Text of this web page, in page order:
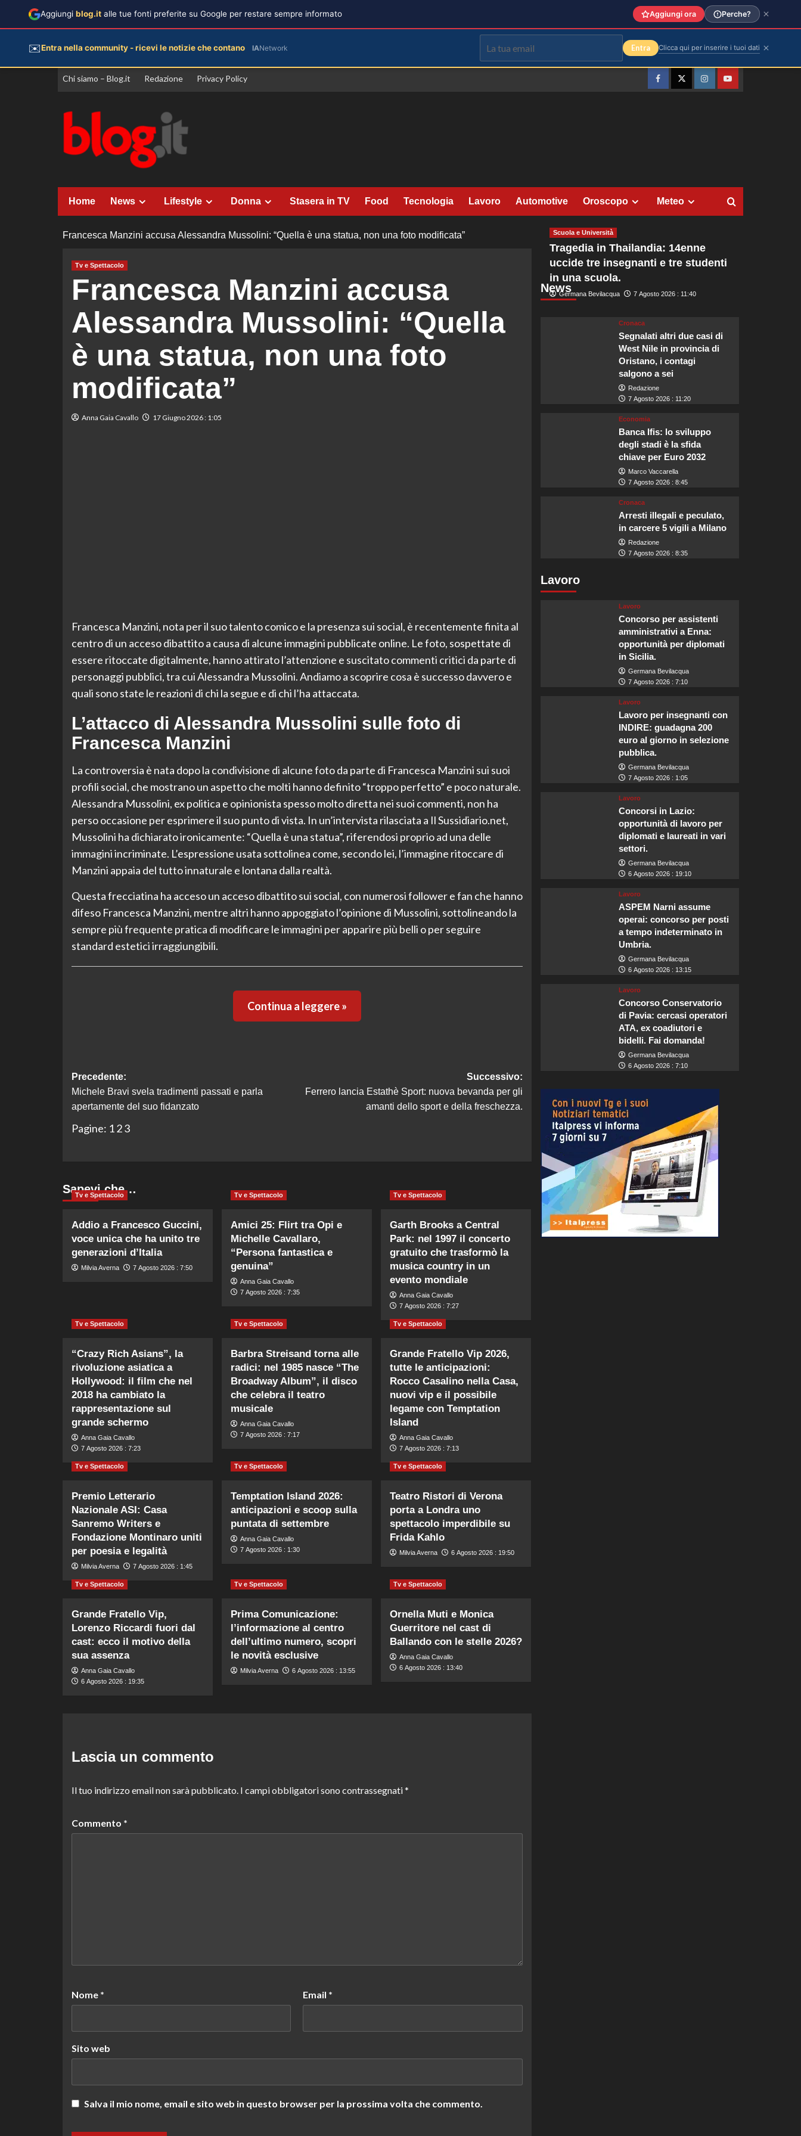
Vai
Chi siamo – Blog.it Redazione Privacy Policy
FacebookTwitterInstagramYouTube
Home News Lifestyle Donna Stasera in TV Food Tecnologia Lavoro Automotive Oroscopo Meteo
Francesca Manzini accusa Alessandra Mussolini: “Quella è una statua, non una foto modificata”
Tv e Spettacolo
Francesca Manzini accusa
Alessandra Mussolini: “Quella
è una statua, non una foto
modificata”
Anna Gaia Cavallo 17 Giugno 2026 : 1:05
Francesca Manzini, nota per il suo talento comico e la presenza sui social, è recentemente finita al
centro di un acceso dibattito a causa di alcune immagini pubblicate online. Le foto, sospettate di
essere ritoccate digitalmente, hanno attirato l’attenzione e suscitato commenti critici da parte di
personaggi pubblici, tra cui Alessandra Mussolini. Andiamo a scoprire cosa è successo davvero e
quali sono state le reazioni di chi la segue e di chi l’ha attaccata.
L’attacco di Alessandra Mussolini sulle foto di
Francesca Manzini
La controversia è nata dopo la condivisione di alcune foto da parte di Francesca Manzini sui suoi
profili social, che mostrano un aspetto che molti hanno definito “troppo perfetto” e poco naturale.
Alessandra Mussolini, ex politica e opinionista spesso molto diretta nei suoi commenti, non ha
perso occasione per esprimere il suo punto di vista. In un’intervista rilasciata a Il Sussidiario.net,
Mussolini ha dichiarato ironicamente: “Quella è una statua”, riferendosi proprio ad una delle
immagini incriminate. L’espressione usata sottolinea come, secondo lei, l’immagine ritoccare di
Manzini appaia del tutto innaturale e lontana dalla realtà.
Questa frecciatina ha acceso un acceso dibattito sui social, con numerosi follower e fan che hanno
difeso Francesca Manzini, mentre altri hanno appoggiato l’opinione di Mussolini, sottolineando la
sempre più frequente pratica di modificare le immagini per apparire più belli o per seguire
standard estetici irraggiungibili.
Continua a leggere »
Navigazione
articolo
Precedente:
Michele Bravi svela tradimenti passati e parla
apertamente del suo fidanzato
Successivo:
Ferrero lancia Estathè Sport: nuova bevanda per gli
amanti dello sport e della freschezza.
Pagine: 1 2 3
Sapevi che…
Tv e Spettacolo
Addio a Francesco Guccini,
voce unica che ha unito tre
generazioni d’Italia
Milvia Averna 7 Agosto 2026 : 7:50
Tv e Spettacolo
Amici 25: Flirt tra Opi e
Michelle Cavallaro,
“Persona fantastica e
genuina”
Anna Gaia Cavallo
7 Agosto 2026 : 7:35
Tv e Spettacolo
Garth Brooks a Central
Park: nel 1997 il concerto
gratuito che trasformò la
musica country in un
evento mondiale
Anna Gaia Cavallo
7 Agosto 2026 : 7:27
Tv e Spettacolo
“Crazy Rich Asians”, la
rivoluzione asiatica a
Hollywood: il film che nel
2018 ha cambiato la
rappresentazione sul
grande schermo
Anna Gaia Cavallo
7 Agosto 2026 : 7:23
Tv e Spettacolo
Barbra Streisand torna alle
radici: nel 1985 nasce “The
Broadway Album”, il disco
che celebra il teatro
musicale
Anna Gaia Cavallo
7 Agosto 2026 : 7:17
Tv e Spettacolo
Grande Fratello Vip 2026,
tutte le anticipazioni:
Rocco Casalino nella Casa,
nuovi vip e il possibile
legame con Temptation
Island
Anna Gaia Cavallo
7 Agosto 2026 : 7:13
Tv e Spettacolo
Premio Letterario
Nazionale ASI: Casa
Sanremo Writers e
Fondazione Montinaro uniti
per poesia e legalità
Milvia Averna 7 Agosto 2026 : 1:45
Tv e Spettacolo
Temptation Island 2026:
anticipazioni e scoop sulla
puntata di settembre
Anna Gaia Cavallo
7 Agosto 2026 : 1:30
Tv e Spettacolo
Teatro Ristori di Verona
porta a Londra uno
spettacolo imperdibile su
Frida Kahlo
Milvia Averna 6 Agosto 2026 : 19:50
Tv e Spettacolo
Grande Fratello Vip,
Lorenzo Riccardi fuori dal
cast: ecco il motivo della
sua assenza
Anna Gaia Cavallo
6 Agosto 2026 : 19:35
Tv e Spettacolo
Prima Comunicazione:
l’informazione al centro
dell’ultimo numero, scopri
le novità esclusive
Milvia Averna 6 Agosto 2026 : 13:55
Tv e Spettacolo
Ornella Muti e Monica
Guerritore nel cast di
Ballando con le stelle 2026?
Anna Gaia Cavallo
6 Agosto 2026 : 13:40
Lascia un commento
Il tuo indirizzo email non sarà pubblicato. I campi obbligatori sono contrassegnati*
Commento *
Nome * Email *
Sito web
Salva il mio nome, email e sito web in questo browser per la prossima volta che commento.
News
Scuola e Università
Tragedia in Thailandia: 14enne
uccide tre insegnanti e tre studenti
in una scuola.
Germana Bevilacqua 7 Agosto 2026 : 11:40
Cronaca
Segnalati altri due casi di
West Nile in provincia di
Oristano, i contagi
salgono a sei
Redazione
7 Agosto 2026 : 11:20
Economia
Banca Ifis: lo sviluppo
degli stadi è la sfida
chiave per Euro 2032
Marco Vaccarella
7 Agosto 2026 : 8:45
Cronaca
Arresti illegali e peculato,
in carcere 5 vigili a Milano
Redazione
7 Agosto 2026 : 8:35
Lavoro
Lavoro
Concorso per assistenti
amministrativi a Enna:
opportunità per diplomati
in Sicilia.
Germana Bevilacqua
7 Agosto 2026 : 7:10
Lavoro
Lavoro per insegnanti con
INDIRE: guadagna 200
euro al giorno in selezione
pubblica.
Germana Bevilacqua
7 Agosto 2026 : 1:05
Lavoro
Concorsi in Lazio:
opportunità di lavoro per
diplomati e laureati in vari
settori.
Germana Bevilacqua
6 Agosto 2026 : 19:10
Lavoro
ASPEM Narni assume
operai: concorso per posti
a tempo indeterminato in
Umbria.
Germana Bevilacqua
6 Agosto 2026 : 13:15
Lavoro
Concorso Conservatorio
di Pavia: cercasi operatori
ATA, ex coadiutori e
bidelli. Fai domanda!
Germana Bevilacqua
6 Agosto 2026 : 7:10
Aggiungi blog.it alle tue fonti preferite su Google per restare sempre informato Aggiungi ora Perche?
✉️Entra nella community - ricevi le notizie che contano IANetwork Entra Clicca qui per inserire i tuoi dati